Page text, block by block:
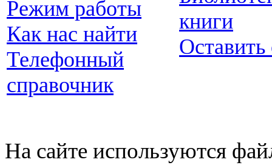
Режим работы
Как нас найти
Телефонный
справочник
книги
Оставить
На сайте используются